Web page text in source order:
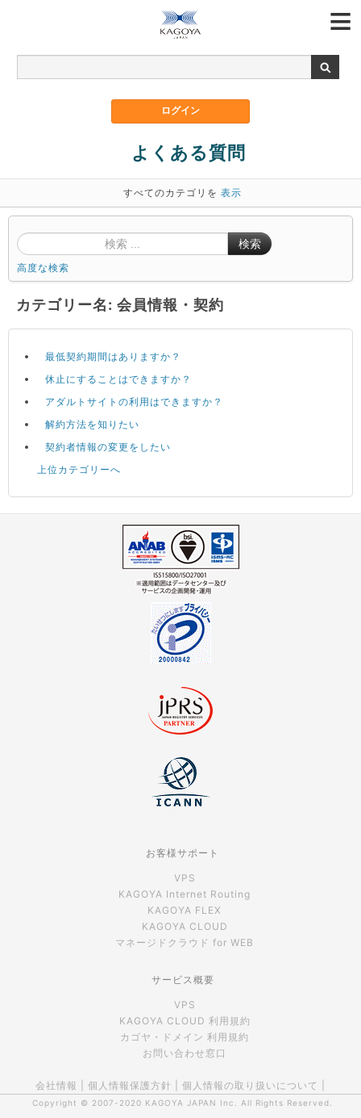
よくある質問
すべてのカテゴリを 表示
検索
高度な検索
カテゴリー名: 会員情報・契約
最低契約期間はありますか？
休止にすることはできますか？
アダルトサイトの利用はできますか？
解約方法を知りたい
契約者情報の変更をしたい
上位カテゴリーへ
お客様サポート
VPS
KAGOYA Internet Routing
KAGOYA FLEX
KAGOYA CLOUD
マネージドクラウド for WEB
サービス概要
VPS
KAGOYA CLOUD 利用規約
カゴヤ・ドメイン 利用規約
お問い合わせ窓口
会社情報 個人情報保護方針 個人情報の取り扱いについて
Copyright © 2007-2020 KAGOYA JAPAN Inc. All Rights Reserved.